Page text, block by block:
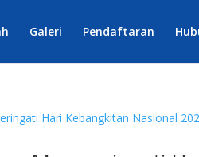
Galeri Pendaftaran